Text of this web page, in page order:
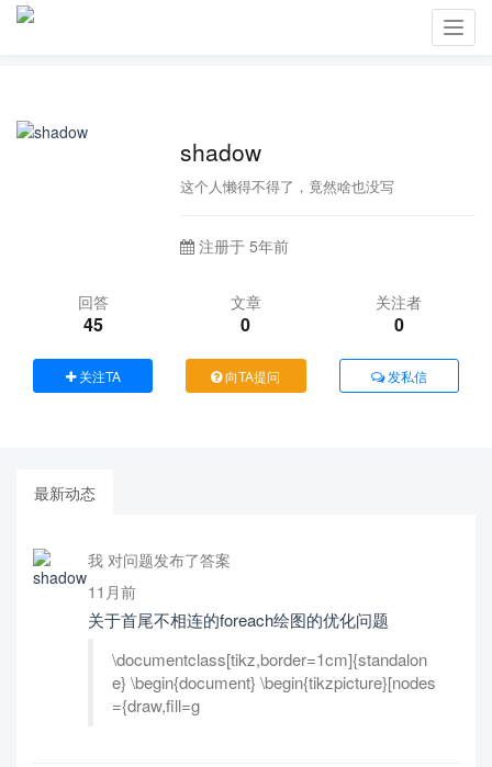
shadow
这个人懒得不得了，竟然啥也没写
注册于 5年前
回答
45
文章
0
关注者
0
关注TA 向TA提问 发私信
最新动态
我 对问题发布了答案
11月前
关于首尾不相连的foreach绘图的优化问题
\documentclass[tikz,border=1cm]{standalon
e} \begin{document} \begin{tikzpicture}[nodes
={draw,fill=g